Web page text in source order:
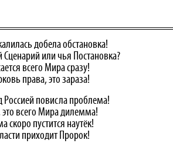
добела обстановка!
Сценарий или чья Постановка?
всего Мира сразу!
права, это зараза!
Россией повисла проблема!
это всего Мира дилемма!
скоро пустится наутёк!
приходит Пророк!